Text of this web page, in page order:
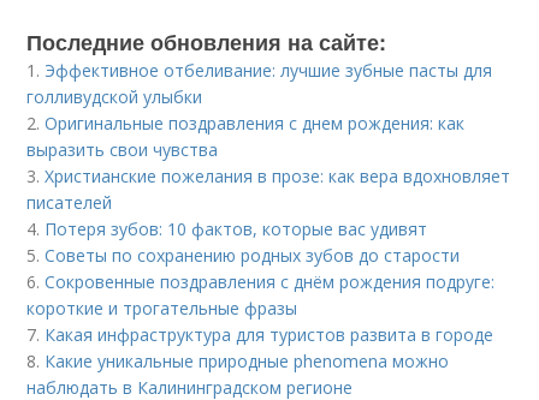
Последние обновления на сайте:
1. Эффективное отбеливание: лучшие зубные пасты для
голливудской улыбки
2.Оригинальные поздравления с днем рождения: как
выразить свои чувства
3.Христианские пожелания в прозе: как вера вдохновляет
писателей
4. Потеря зубов: 10 фактов, которые вас удивят
5.Советы по сохранению родных зубов до старости
6.Сокровенные поздравления с днём рождения подруге:
короткие и трогательные фразы
7. Какая инфраструктура для туристов развита в городе
8. Какие уникальные природные phenomena можно
наблюдать в Калининградском регионе